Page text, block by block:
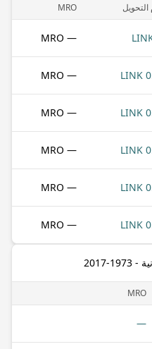
MRO
— MRO
— MRO
— MRO
— MRO
— MRO
— MRO
MRO
—